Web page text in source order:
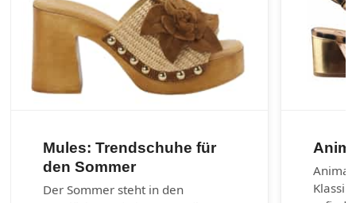
Mules: Trendschuhe für
den Sommer
Der Sommer steht in den